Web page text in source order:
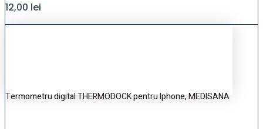
12,00 lei
Termometru digital THERMODOCK pentru Iphone, MEDISANA